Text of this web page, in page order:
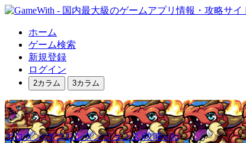
ホーム
ゲーム検索
新規登録
ログイン
2カラム 3カラム
ポコダン(ポコロンダンジョンズ)攻略wiki